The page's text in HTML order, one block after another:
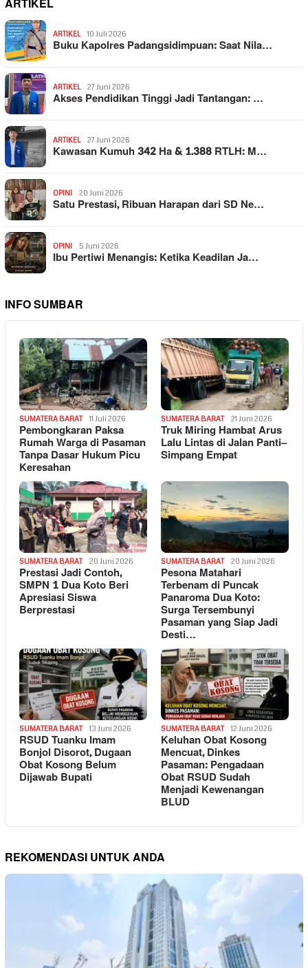
ARTIKEL
ARTIKEL 10 Juli 2026
Buku Kapolres Padangsidimpuan: Saat Nila…
ARTIKEL 27 Juni 2026
Akses Pendidikan Tinggi Jadi Tantangan: …
ARTIKEL 27 Juni 2026
Kawasan Kumuh 342 Ha & 1.388 RTLH: M…
OPINI 20 Juni 2026
Satu Prestasi, Ribuan Harapan dari SD Ne…
OPINI 5 Juni 2026
Ibu Pertiwi Menangis: Ketika Keadilan Ja…
INFO SUMBAR
SUMATERA BARAT 11 Juli 2026
Pembongkaran Paksa
Rumah Warga di Pasaman
Tanpa Dasar Hukum Picu
Keresahan
SUMATERA BARAT 21 Juni 2026
Truk Miring Hambat Arus
Lalu Lintas di Jalan Panti–
Simpang Empat
SUMATERA BARAT 20 Juni 2026
Prestasi Jadi Contoh,
SMPN 1 Dua Koto Beri
Apresiasi Siswa
Berprestasi
SUMATERA BARAT 20 Juni 2026
Pesona Matahari
Terbenam di Puncak
Panaroma Dua Koto:
Surga Tersembunyi
Pasaman yang Siap Jadi
Desti…
SUMATERA BARAT 13 Juni 2026
RSUD Tuanku Imam
Bonjol Disorot, Dugaan
Obat Kosong Belum
Dijawab Bupati
SUMATERA BARAT 12 Juni 2026
Keluhan Obat Kosong
Mencuat, Dinkes
Pasaman: Pengadaan
Obat RSUD Sudah
Menjadi Kewenangan
BLUD
REKOMENDASI UNTUK ANDA